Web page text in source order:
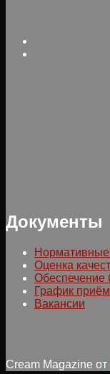
Документы
Оценка
Обеспечение
График
Вакансии
Cream Magazine от